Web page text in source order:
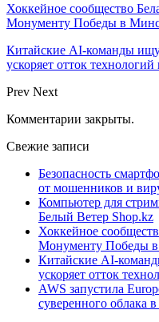
Хоккейное сообщество
Монументу Победы в
Китайские AI-команды
ускоряет отток
Prev Next
Комментарии закрыты.
Свежие записи
Безопасность
от мошенников и
Компьютер для
Белый Ветер Shop.kz
Хоккейное
Монументу Победы
Китайские AI-
ускоряет отток
AWS запустила
суверенного облака